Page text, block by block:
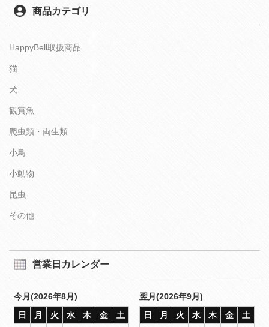
商品カテゴリ
HappyBell取扱商品
猫
犬
観賞魚
爬虫類・両生類
小鳥
小動物
昆虫
その他
営業日カレンダー
今月(2026年8月)
日
月 火 水 木 金
土
翌月(2026年9月)
日
月 火 水 木 金
土